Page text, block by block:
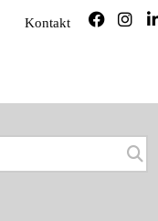
Kontakt